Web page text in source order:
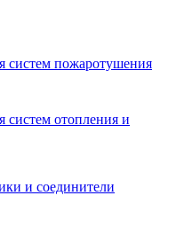
систем пожаротушения
отопления и
и соединители